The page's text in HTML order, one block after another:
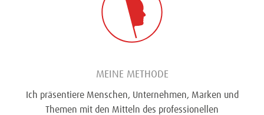
MEINE METHODE
Ich präsentiere Menschen, Unternehmen, Marken und
Themen mit den Mitteln des professionellen